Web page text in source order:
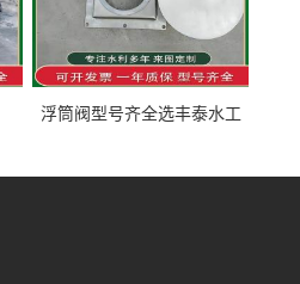
浮筒阀型号齐全选丰泰水工
道水库电站污水处理钢制闸